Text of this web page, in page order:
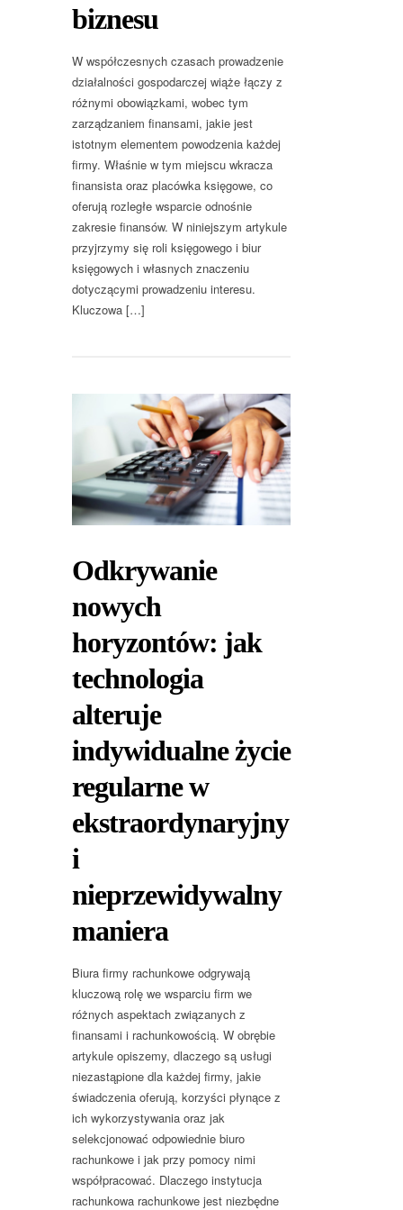
biznesu
W współczesnych czasach prowadzenie
działalności gospodarczej wiąże łączy z
różnymi obowiązkami, wobec tym
zarządzaniem finansami, jakie jest
istotnym elementem powodzenia każdej
firmy. Właśnie w tym miejscu wkracza
finansista oraz placówka księgowe, co
oferują rozległe wsparcie odnośnie
zakresie finansów. W niniejszym artykule
przyjrzymy się roli księgowego i biur
księgowych i własnych znaczeniu
dotyczącymi prowadzeniu interesu.
Kluczowa […]
Odkrywanie
nowych
horyzontów: jak
technologia
alteruje
indywidualne życie
regularne w
ekstraordynaryjny
i
nieprzewidywalny
maniera
Biura firmy rachunkowe odgrywają
kluczową rolę we wsparciu firm we
różnych aspektach związanych z
finansami i rachunkowością. W obrębie
artykule opiszemy, dlaczego są usługi
niezastąpione dla każdej firmy, jakie
świadczenia oferują, korzyści płynące z
ich wykorzystywania oraz jak
selekcjonować odpowiednie biuro
rachunkowe i jak przy pomocy nimi
współpracować. Dlaczego instytucja
rachunkowa rachunkowe jest niezbędne